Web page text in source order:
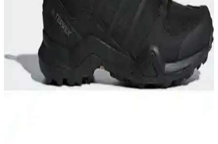
Adidas Outdoor Yürüyüş Ayakkabıları
Karşılaştırması: Su Geçirmezlik, Konfor ve
Dayanıklılık
İki adidas outdoor ayakkabısı karşılaştırmasıyla su geçirmezlik,
konfor ve dayanıklılık özelliklerini keşfedin. Hangi model daha
uygun ve performanslı? Detaylar burada.
Lumberjack Torque 2 Pr Siyah Erkek Outdoor
Ayakkabısı Detaylı İnceleme ve Kullanıcı Yorumları